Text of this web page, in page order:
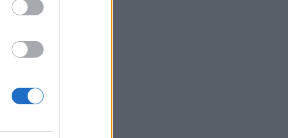
του
συζήτηση
μιας